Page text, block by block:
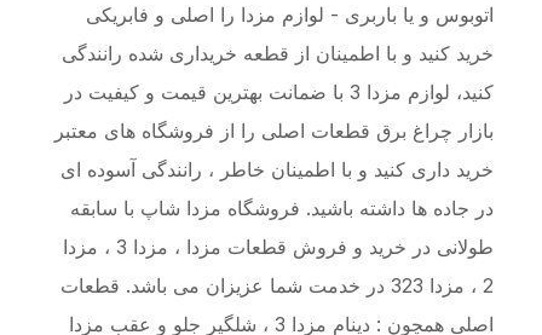
اتوبوس و یا باربری - لوازم مزدا را اصلی و فابریکی
خرید کنید و با اطمینان از قطعه خریداری شده رانندگی
کنید، لوازم مزدا 3 با ضمانت بهترین قیمت و کیفیت در
بازار چراغ برق قطعات اصلی را از فروشگاه های معتبر
خرید داری کنید و با اطمینان خاطر ، رانندگی آسوده ای
در جاده ها داشته باشید. فروشگاه مزدا شاپ با سابقه
طولانی در خرید و فروش قطعات مزدا ، مزدا 3 ، مزدا
2 ، مزدا 323 در خدمت شما عزیزان می باشد. قطعات
اصلی همچون : دینام مزدا 3 ، شلگیر جلو و عقب مزدا